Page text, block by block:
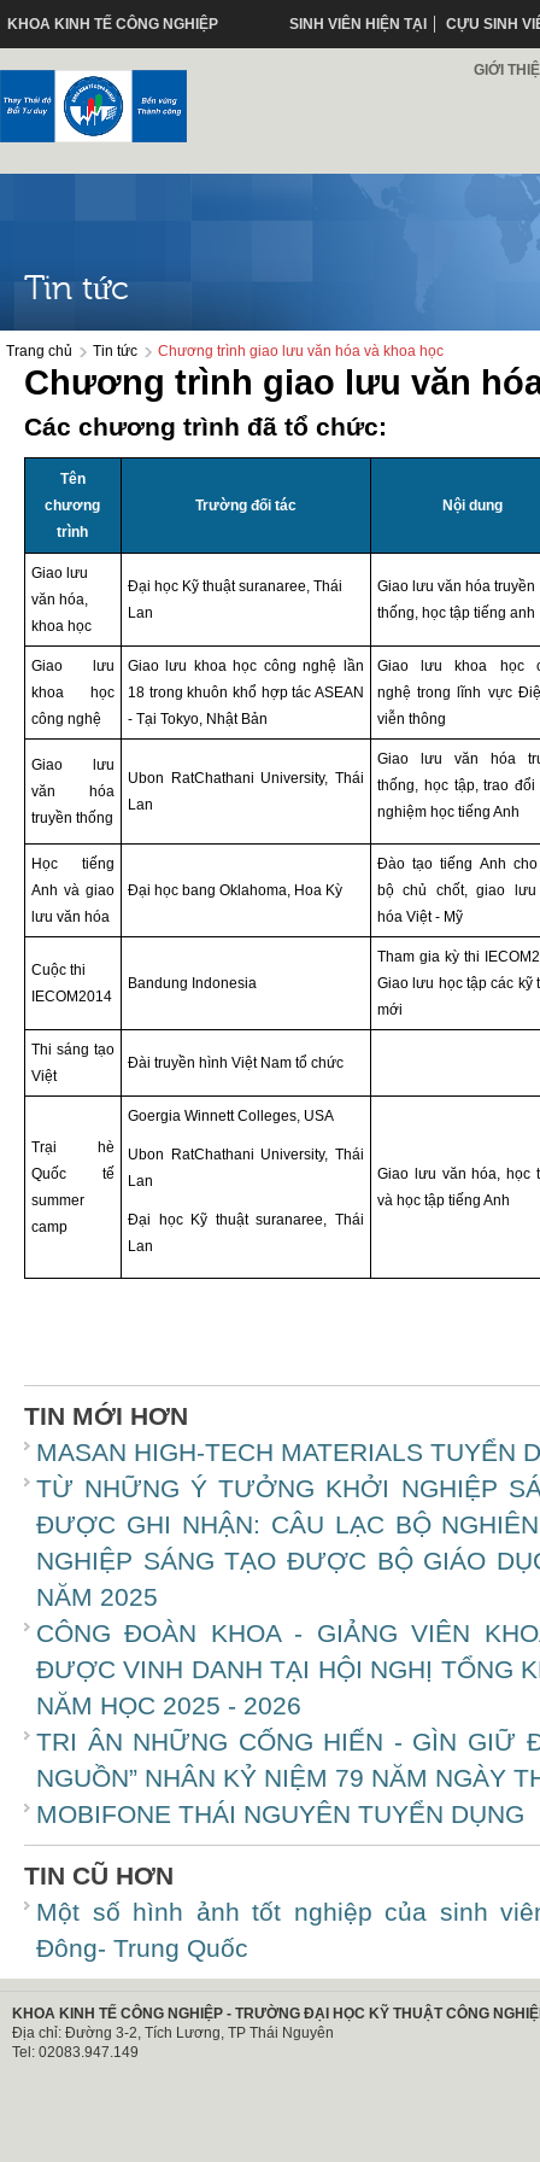
KHOA KINH TẾ CÔNG NGHIỆP SINH VIÊN HIỆN TẠI CỰU SINH
GIỚI
Tin tức
Trang chủ Tin tức Chương trình giao lưu văn hóa và khoa học
Chương trình giao lưu văn
Các chương trình đã tổ chức:
Tên
chương
trình
Trường đối tác Nội dung
Giao lưu
văn hóa,
khoa học
Đại học Kỹ thuật suranaree, Thái
Lan
Giao lưu văn hóa truyền
thống, học tập tiếng anh
Giao lưu
khoa học
công nghệ
Giao lưu khoa học công nghệ lần
18 trong khuôn khổ hợp tác ASEAN
- Tại Tokyo, Nhật Bản
Giao lưu khoa học
nghệ trong lĩnh vực
viễn thông
Giao lưu
văn hóa
truyền thống
Ubon RatChathani University, Thái
Lan
Giao lưu văn hóa
thống, học tập, trao đổi
nghiệm học tiếng Anh
Học tiếng
Anh và giao
lưu văn hóa
Đại học bang Oklahoma, Hoa Kỳ
Đào tạo tiếng Anh
bộ chủ chốt, giao lưu
hóa Việt - Mỹ
Cuộc thi
IECOM2014
Bandung Indonesia
Tham gia kỳ thi
Giao lưu học tập các kỹ
mới
Thi sáng tạo
Việt
Đài truyền hình Việt Nam tổ chức
Trại hè
Quốc tế
summer
camp
Goergia Winnett Colleges, USA
Ubon RatChathani University, Thái
Lan
Đại học Kỹ thuật suranaree, Thái
Lan
Giao lưu văn hóa, học
và học tập tiếng Anh
TIN MỚI HƠN
MASAN HIGH-TECH MATERIALS TUYỂN
TỪ NHỮNG Ý TƯỞNG KHỞI NGHIỆP
ĐƯỢC GHI NHẬN: CÂU LẠC BỘ
NGHIỆP SÁNG TẠO ĐƯỢC BỘ GIÁO
NĂM 2025
CÔNG ĐOÀN KHOA - GIẢNG VIÊN
ĐƯỢC VINH DANH TẠI HỘI NGHỊ TỔNG
NĂM HỌC 2025 - 2026
TRI ÂN NHỮNG CỐNG HIẾN - GÌN GIỮ
NGUỒN” NHÂN KỶ NIỆM 79 NĂM NGÀY
MOBIFONE THÁI NGUYÊN TUYỂN DỤNG
TIN CŨ HƠN
Một số hình ảnh tốt nghiệp của sinh
Đông- Trung Quốc
KHOA KINH TẾ CÔNG NGHIỆP - TRƯỜNG ĐẠI HỌC KỸ THUẬT CÔNG
Địa chỉ: Đường 3-2, Tích Lương, TP Thái Nguyên
Tel: 02083.947.149